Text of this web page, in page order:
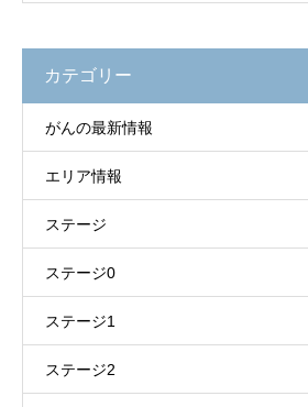
カテゴリー
がんの最新情報
エリア情報
ステージ
ステージ0
ステージ1
ステージ2